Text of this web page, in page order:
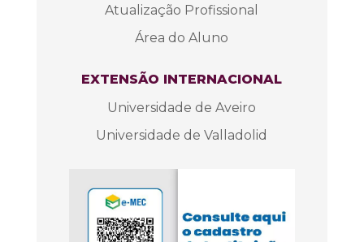
Atualização Profissional
Área do Aluno
EXTENSÃO INTERNACIONAL
Universidade de Aveiro
Universidade de Valladolid